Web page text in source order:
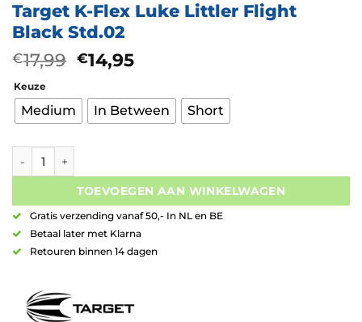
Target K-Flex Luke Littler Flight
Black Std.02
€17,99 Oorspronkelijke
was:
€17,99.
€14,95Huidige
is:
€14,95.
Keuze
Medium In Between Short
Target K-Flex Luke Littler Flight Black Std.02 aantal
TOEVOEGEN AAN WINKELWAGEN
Gratis verzending vanaf 50,- In NL en BE
Betaal later met Klarna
Retouren binnen 14 dagen